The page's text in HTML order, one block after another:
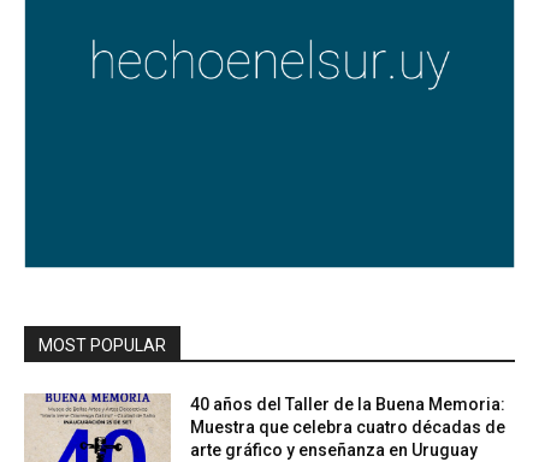
MOST POPULAR
40 años del Taller de la Buena Memoria:
Muestra que celebra cuatro décadas de
arte gráfico y enseñanza en Uruguay